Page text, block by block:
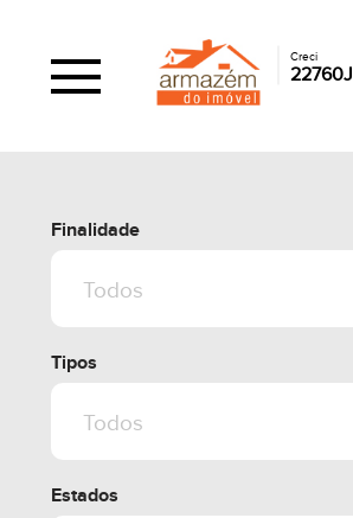
Creci
22760J
Finalidade
Tipos
Estados